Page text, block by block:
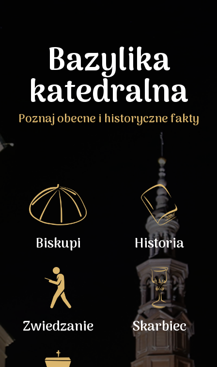
Bazylika
katedralna
Poznaj obecne i historyczne fakty
Biskupi Historia
Zwiedzanie Skarbiec